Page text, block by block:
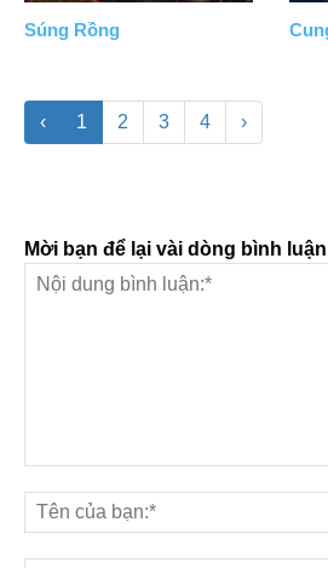
Súng Rồng
‹ 1 2 3 4 ›
Mời bạn để lại vài dòng bình